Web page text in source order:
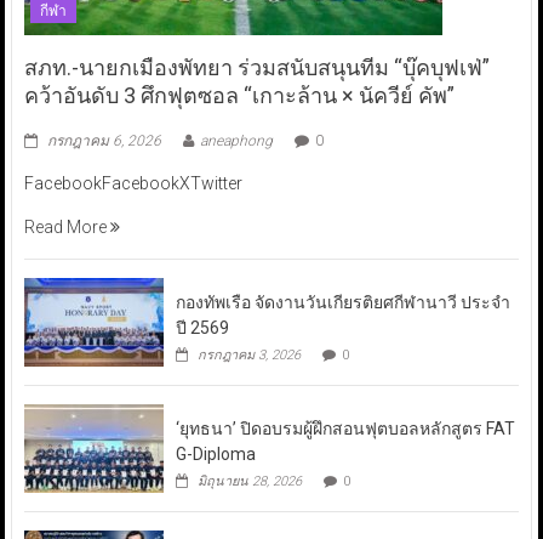
กีฬา
สภท.-นายกเมืองพัทยา ร่วมสนับสนุนทีม “บุ๊คบุฟเฟ่”
คว้าอันดับ 3 ศึกฟุตซอล “เกาะล้าน × นัควีย์ คัพ”
กรกฎาคม 6, 2026 aneaphong 0
FacebookFacebookXTwitter
Read More
กองทัพเรือ จัดงานวันเกียรติยศกีฬานาวี ประจำ
ปี 2569
กรกฎาคม 3, 2026 0
‘ยุทธนา’ ปิดอบรมผู้ฝึกสอนฟุตบอลหลักสูตร FAT
G-Diploma
มิถุนายน 28, 2026 0